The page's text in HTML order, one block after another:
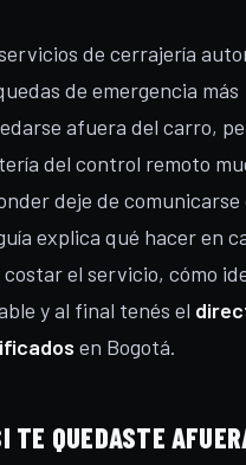
de cerrajería
de emergencia más
afuera del carro,
del control remoto
deje de comunicarse
explica qué hacer en
el servicio, cómo
y al final tenés el
en Bogotá.
TE QUEDASTE